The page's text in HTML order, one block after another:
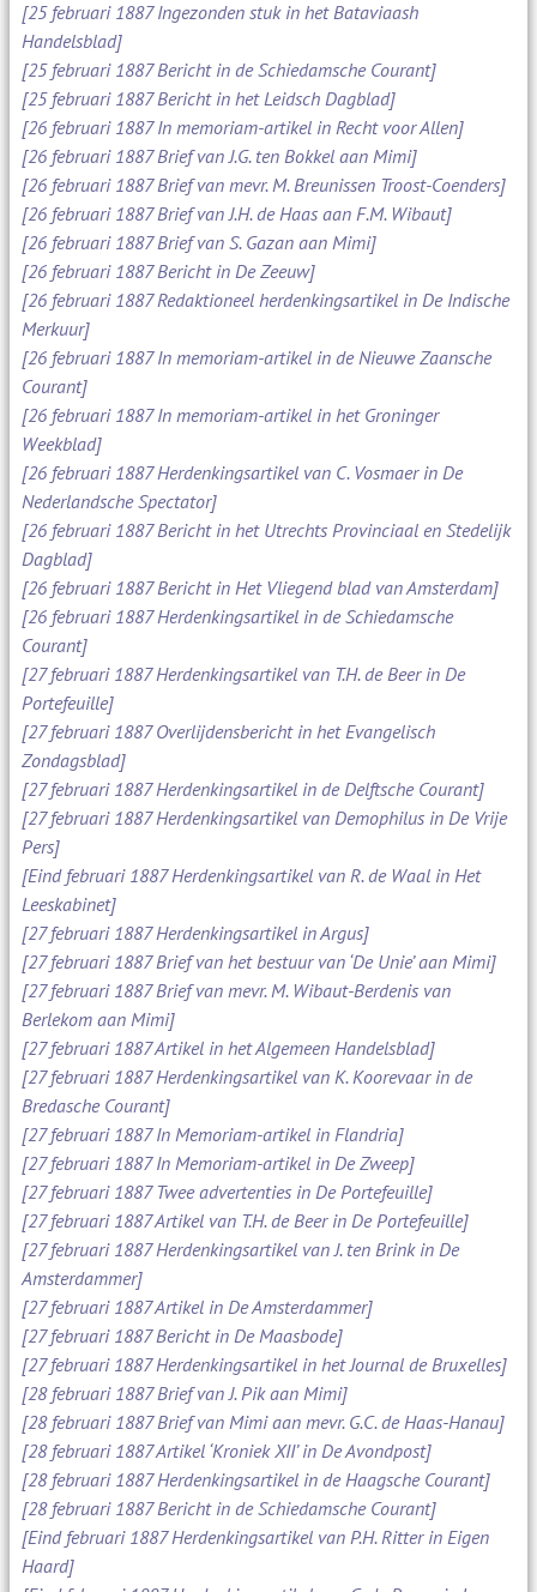
[25 februari 1887 Ingezonden stuk in het Bataviaash
Handelsblad]
[25 februari 1887 Bericht in de Schiedamsche Courant]
[25 februari 1887 Bericht in het Leidsch Dagblad]
[26 februari 1887 In memoriam-artikel in Recht voor Allen]
[26 februari 1887 Brief van J.G. ten Bokkel aan Mimi]
[26 februari 1887 Brief van mevr. M. Breunissen Troost-Coenders]
[26 februari 1887 Brief van J.H. de Haas aan F.M. Wibaut]
[26 februari 1887 Brief van S. Gazan aan Mimi]
[26 februari 1887 Bericht in De Zeeuw]
[26 februari 1887 Redaktioneel herdenkingsartikel in De Indische
Merkuur]
[26 februari 1887 In memoriam-artikel in de Nieuwe Zaansche
Courant]
[26 februari 1887 In memoriam-artikel in het Groninger
Weekblad]
[26 februari 1887 Herdenkingsartikel van C. Vosmaer in De
Nederlandsche Spectator]
[26 februari 1887 Bericht in het Utrechts Provinciaal en Stedelijk
Dagblad]
[26 februari 1887 Bericht in Het Vliegend blad van Amsterdam]
[26 februari 1887 Herdenkingsartikel in de Schiedamsche
Courant]
[27 februari 1887 Herdenkingsartikel van T.H. de Beer in De
Portefeuille]
[27 februari 1887 Overlijdensbericht in het Evangelisch
Zondagsblad]
[27 februari 1887 Herdenkingsartikel in de Delftsche Courant]
[27 februari 1887 Herdenkingsartikel van Demophilus in De Vrije
Pers]
[Eind februari 1887 Herdenkingsartikel van R. de Waal in Het
Leeskabinet]
[27 februari 1887 Herdenkingsartikel in Argus]
[27 februari 1887 Brief van het bestuur van ‘De Unie’ aan Mimi]
[27 februari 1887 Brief van mevr. M. Wibaut-Berdenis van
Berlekom aan Mimi]
[27 februari 1887 Artikel in het Algemeen Handelsblad]
[27 februari 1887 Herdenkingsartikel van K. Koorevaar in de
Bredasche Courant]
[27 februari 1887 In Memoriam-artikel in Flandria]
[27 februari 1887 In Memoriam-artikel in De Zweep]
[27 februari 1887 Twee advertenties in De Portefeuille]
[27 februari 1887 Artikel van T.H. de Beer in De Portefeuille]
[27 februari 1887 Herdenkingsartikel van J. ten Brink in De
Amsterdammer]
[27 februari 1887 Artikel in De Amsterdammer]
[27 februari 1887 Bericht in De Maasbode]
[27 februari 1887 Herdenkingsartikel in het Journal de Bruxelles]
[28 februari 1887 Brief van J. Pik aan Mimi]
[28 februari 1887 Brief van Mimi aan mevr. G.C. de Haas-Hanau]
[28 februari 1887 Artikel ‘Kroniek XII’ in De Avondpost]
[28 februari 1887 Herdenkingsartikel in de Haagsche Courant]
[28 februari 1887 Bericht in de Schiedamsche Courant]
[Eind februari 1887 Herdenkingsartikel van P.H. Ritter in Eigen
Haard]